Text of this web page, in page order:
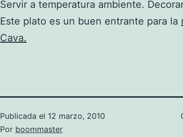
Servir a temperatura ambiente.
Este plato es un buen entrante para la
Cava.
Publicada el 12 marzo, 2010
Por boommaster